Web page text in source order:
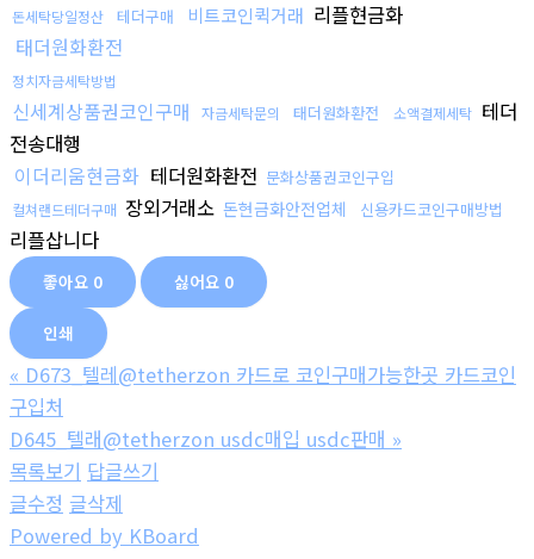
돈세탁당일정산
테더구매 비트코인퀵거래 리플현금화
태더원화환전
정치자금세탁방법
신세계상품권코인구매 자금세탁문의 태더원화환전 소액결제세탁 테더
전송대행
이더리움현금화 테더원화환전 문화상품권코인구입
컬쳐랜드테더구매 장외거래소 돈현금화안전업체 신용카드코인구매방법
리플삽니다
좋아요 0 싫어요 0
인쇄
« D673_텔레@tetherzon 카드로 코인구매가능한곳 카드코인
구입처
D645_텔래@tetherzon usdc매입 usdc판매 »
목록보기 답글쓰기
글수정 글삭제
Powered by KBoard